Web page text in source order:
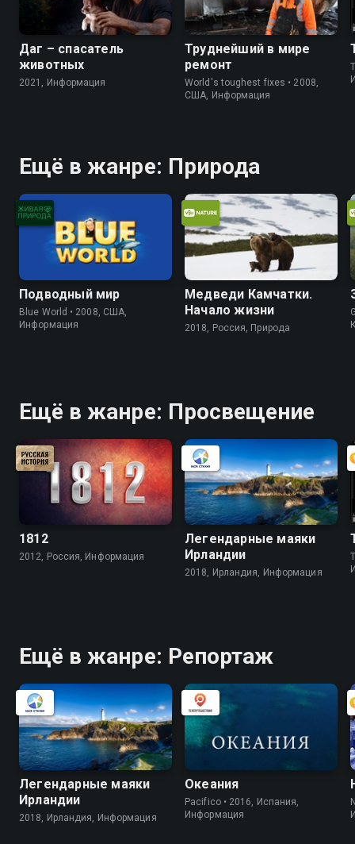
Даг – спасатель
животных
2021, Информация
Труднейший в мире
ремонт
World's toughest fixes • 2008,
США, Информация
Ещё в жанре: Природа
Подводный мир
Blue World • 2008, США,
Информация
Медведи Камчатки.
Начало жизни
2018, Россия, Природа
Ещё в жанре: Просвещение
1812
2012, Россия, Информация
Легендарные маяки
Ирландии
2018, Ирландия, Информация
Ещё в жанре: Репортаж
Легендарные маяки
Ирландии
2018, Ирландия, Информация
Океания
Pacifico • 2016, Испания,
Информация